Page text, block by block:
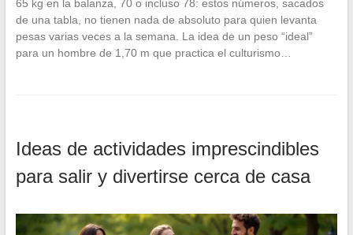
65 kg en la balanza, 70 o incluso 78: estos números, sacados
de una tabla, no tienen nada de absoluto para quien levanta
pesas varias veces a la semana. La idea de un peso “ideal”
para un hombre de 1,70 m que practica el culturismo…
Ideas de actividades imprescindibles
para salir y divertirse cerca de casa